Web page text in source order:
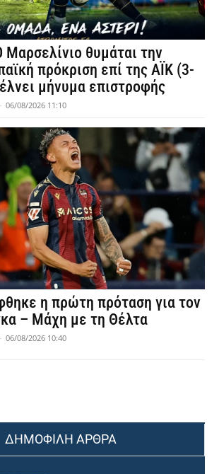
θυμάται την
πρόκριση επί της ΑΪΚ (3-
μήνυμα επιστροφής
- 06/08/2026 11:10
η πρώτη πρόταση για τον
– Μάχη με τη Θέλτα
- 06/08/2026 10:40
ΔΗΜΟΦΙΛΗ ΑΡΘΡΑ